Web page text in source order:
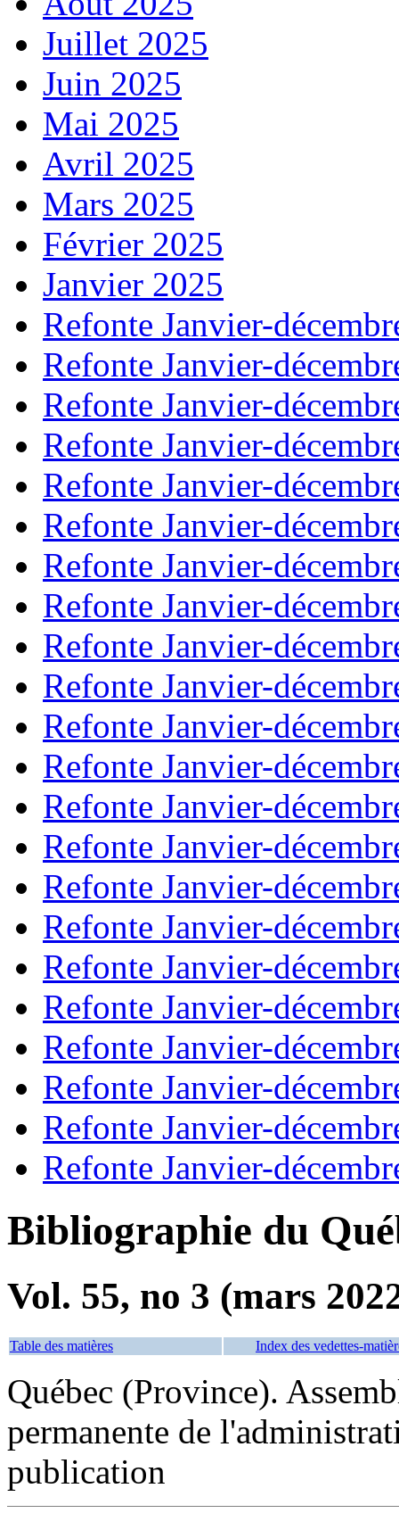
Juillet 2025
Juin 2025
Mai 2025
Avril 2025
Mars 2025
Février 2025
Janvier 2025
Refonte Janvier-
Refonte Janvier-
Refonte Janvier-
Refonte Janvier-
Refonte Janvier-
Refonte Janvier-
Refonte Janvier-
Refonte Janvier-
Refonte Janvier-
Refonte Janvier-
Refonte Janvier-
Refonte Janvier-
Refonte Janvier-
Refonte Janvier-
Refonte Janvier-
Refonte Janvier-
Refonte Janvier-
Refonte Janvier-
Refonte Janvier-
Refonte Janvier-
Refonte Janvier-
Refonte Janvier-
Bibliographie du
Vol. 55, no 3 (mars
Table des matières Index des vedettes-
Québec (Province).
permanente de
publication